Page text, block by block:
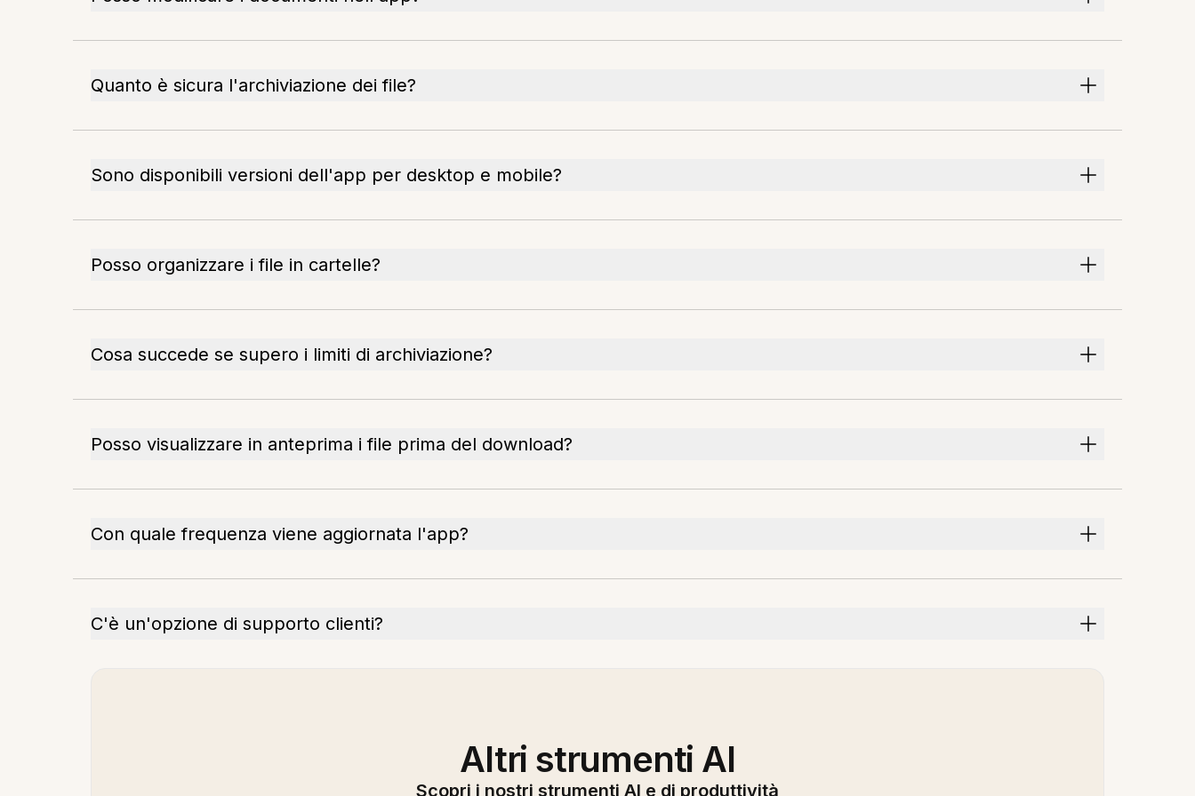
Quanto è sicura l'archiviazione dei file?
Sono disponibili versioni dell'app per desktop e mobile?
Posso organizzare i file in cartelle?
Cosa succede se supero i limiti di archiviazione?
Posso visualizzare in anteprima i file prima del download?
Con quale frequenza viene aggiornata l'app?
C'è un'opzione di supporto clienti?
Altri strumenti AI
Scopri i nostri strumenti AI e di produttività